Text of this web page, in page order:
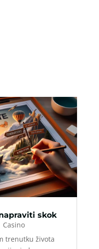
skok
Casino
trenutku života